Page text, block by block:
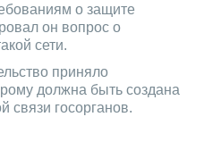
о защите
он вопрос о
сети.
приняло
должна быть создана
связи госорганов.